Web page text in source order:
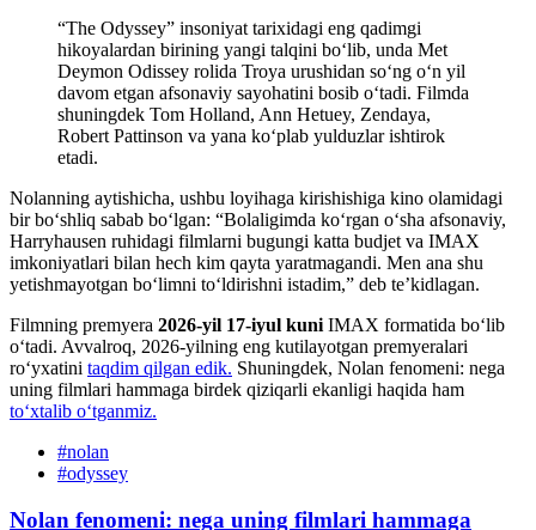
“The Odyssey” insoniyat tarixidagi eng qadimgi
hikoyalardan birining yangi talqini bo‘lib, unda Met
Deymon Odissey rolida Troya urushidan soʻng o‘n yil
davom etgan afsonaviy sayohatini bosib o‘tadi. Filmda
shuningdek Tom Holland, Ann Hetuey, Zendaya,
Robert Pattinson va yana ko‘plab yulduzlar ishtirok
etadi.
Nolanning aytishicha, ushbu loyihaga kirishishiga kino olamidagi
bir bo‘shliq sabab bo‘lgan: “Bolaligimda ko‘rgan o‘sha afsonaviy,
Harryhausen ruhidagi filmlarni bugungi katta budjet va IMAX
imkoniyatlari bilan hech kim qayta yaratmagandi. Men ana shu
yetishmayotgan bo‘limni to‘ldirishni istadim,” deb te’kidlagan.
Filmning premyera 2026-yil 17-iyul kuni IMAX formatida bo‘lib
o‘tadi. Avvalroq, 2026-yilning eng kutilayotgan premyeralari
roʻyxatini taqdim qilgan edik. Shuningdek, Nolan fenomeni: nega
uning filmlari hammaga birdek qiziqarli ekanligi haqida ham
toʻxtalib oʻtganmiz.
#nolan
#odyssey
Nolan fenomeni: nega uning filmlari hammaga